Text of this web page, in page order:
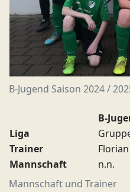
B-Jugend Saison 2024 /
Mannschaft und Trainer
B-
Liga
Trainer
Mannschaft
n.n.